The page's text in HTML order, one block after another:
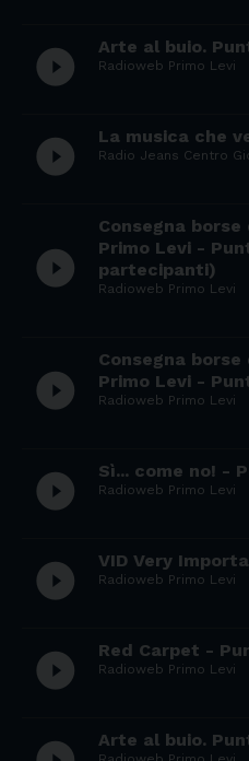
play_circle_filled Arte al buio.
Radioweb Primo Levi
play_circle_filled La musica che
Radio Jeans Centro
play_circle_filled
Consegna
Primo Levi -
partecipanti)
Radioweb Primo Levi
play_circle_filled
Consegna
Primo Levi -
Radioweb Primo Levi
play_circle_filled Sì... come no! -
Radioweb Primo Levi
play_circle_filled VID Very
Radioweb Primo Levi
play_circle_filled Red Carpet -
Radioweb Primo Levi
Arte al buio.